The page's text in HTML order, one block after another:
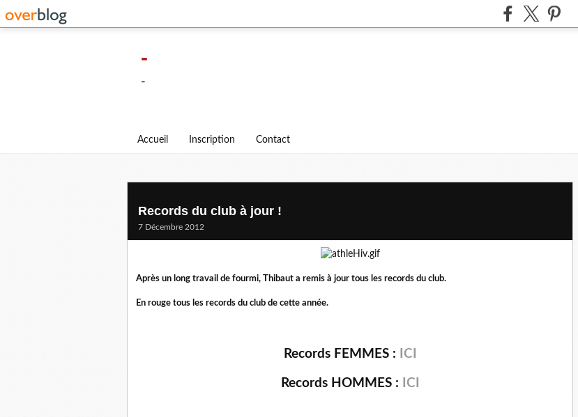
-
-
Accueil Inscription Contact
Records du club à jour !
7 Décembre 2012
Après un long travail de fourmi, Thibaut a remis à jour tous les records du club.
En rouge tous les records du club de cette année.
Records FEMMES : ICI
Records HOMMES : ICI